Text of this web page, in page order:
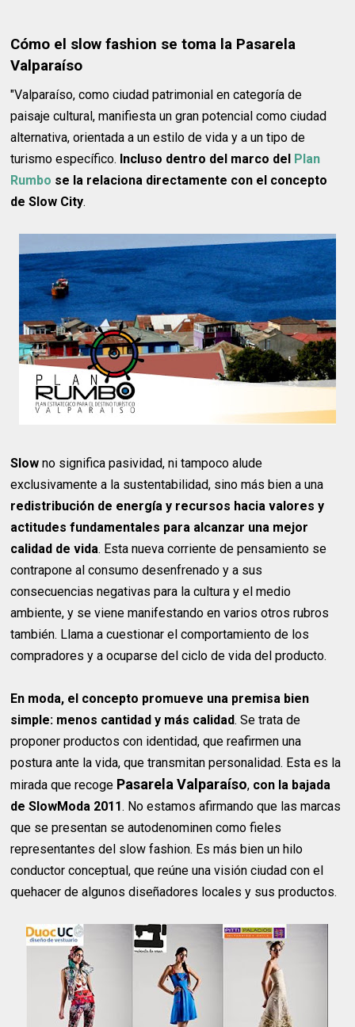
Cómo el slow fashion se toma la Pasarela
Valparaíso
"Valparaíso, como ciudad patrimonial en categoría de
paisaje cultural, manifiesta un gran potencial como ciudad
alternativa, orientada a un estilo de vida y a un tipo de
turismo específico. Incluso dentro del marco del Plan
Rumbo se la relaciona directamente con el concepto
de Slow City.
Slow no significa pasividad, ni tampoco alude
exclusivamente a la sustentabilidad, sino más bien a una
redistribución de energía y recursos hacia valores y
actitudes fundamentales para alcanzar una mejor
calidad de vida. Esta nueva corriente de pensamiento se
contrapone al consumo desenfrenado y a sus
consecuencias negativas para la cultura y el medio
ambiente, y se viene manifestando en varios otros rubros
también. Llama a cuestionar el comportamiento de los
compradores y a ocuparse del ciclo de vida del producto.
En moda, el concepto promueve una premisa bien
simple: menos cantidad y más calidad. Se trata de
proponer productos con identidad, que reafirmen una
postura ante la vida, que transmitan personalidad. Esta es la
mirada que recoge Pasarela Valparaíso, con la bajada
de SlowModa 2011. No estamos afirmando que las marcas
que se presentan se autodenominen como fieles
representantes del slow fashion. Es más bien un hilo
conductor conceptual, que reúne una visión ciudad con el
quehacer de algunos diseñadores locales y sus productos.